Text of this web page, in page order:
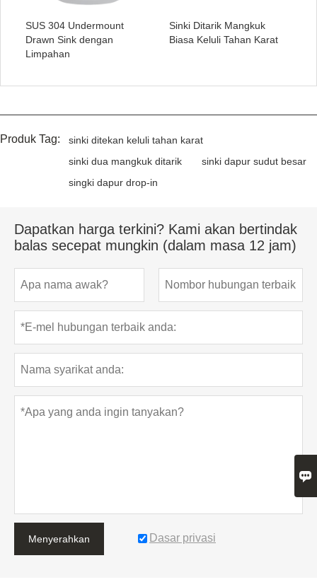
SUS 304 Undermount
Drawn Sink dengan
Limpahan
Sinki Ditarik Mangkuk
Biasa Keluli Tahan Karat
Produk Tag:
sinki ditekan keluli tahan karat
sinki dua mangkuk ditarik
sinki dapur sudut besar
singki dapur drop-in
Dapatkan harga terkini? Kami akan bertindak
balas secepat mungkin (dalam masa 12 jam)
Menyerahkan Dasar privasi
